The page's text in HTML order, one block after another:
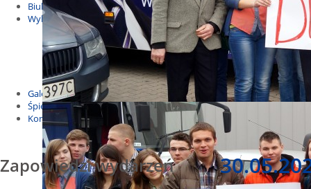
Biuletyny
Wybory
Wybory samorządowe
Wybory parlamentarne
Wybory do Parlamentu Europejskiego
Wybory prezydenckie 2020
Wybory 2014
Galeria
Śpiewnik
Kontakt
Zapowiedzi wydarzeń